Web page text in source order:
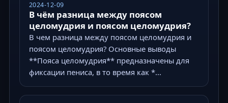
2024-12-09
В чём разница между поясом
целомудрия и поясом целомудрия?
В чем разница между поясом целомудрия и
поясом целомудрия? Основные выводы
**Пояса целомудрия** предназначены для
фиксации пениса, в то время как *...